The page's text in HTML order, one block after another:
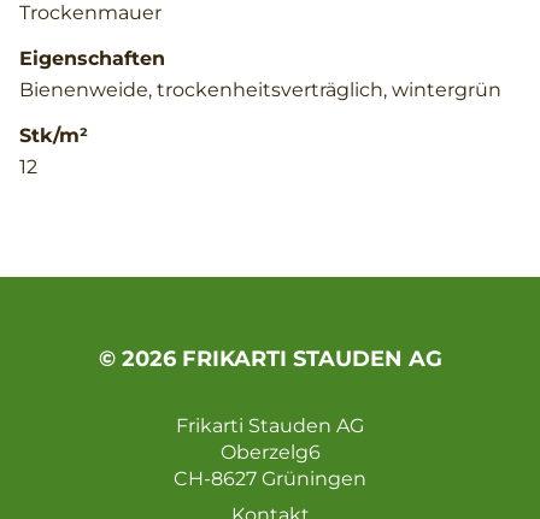
Trockenmauer
Eigenschaften
Bienenweide, trockenheitsverträglich, wintergrün
Stk/m²
12
© 2026 FRIKARTI STAUDEN AG
Frikarti Stauden AG
Oberzelg6
CH-8627 Grüningen